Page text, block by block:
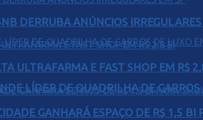
LÍDER DE QUADRILHA DE CARROS
DERRUBA ANÚNCIOS IRREGULARES
ULTRAFARMA E FAST SHOP EM R$
GANHARÁ ESPAÇO DE R$ 1,5 BI